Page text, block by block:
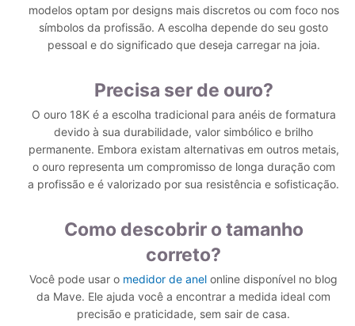
modelos optam por designs mais discretos ou com foco nos
símbolos da profissão. A escolha depende do seu gosto
pessoal e do significado que deseja carregar na joia.
Precisa ser de ouro?
O ouro 18K é a escolha tradicional para anéis de formatura
devido à sua durabilidade, valor simbólico e brilho
permanente. Embora existam alternativas em outros metais,
o ouro representa um compromisso de longa duração com
a profissão e é valorizado por sua resistência e sofisticação.
Como descobrir o tamanho
correto?
Você pode usar o medidor de anel online disponível no blog
da Mave. Ele ajuda você a encontrar a medida ideal com
precisão e praticidade, sem sair de casa.